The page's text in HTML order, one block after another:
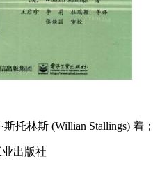
斯托林斯 (Willian Stallings) 着
出版社